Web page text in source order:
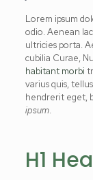
Lorem ipsum
odio. Aenean
ultricies porta.
cubilia Curae,
habitant morbi
varius quis,
hendrerit eget,
ipsum.
H1